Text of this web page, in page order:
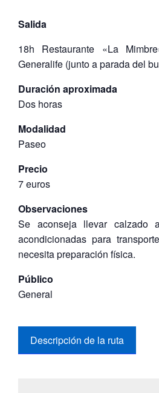
Salida
18h Restaurante «La
Generalife (junto a parada del
Duración aproximada
Dos horas
Modalidad
Paseo
Precio
7 euros
Observaciones
Se aconseja llevar calzado
acondicionadas para
necesita preparación física.
Público
General
Descripción de la ruta